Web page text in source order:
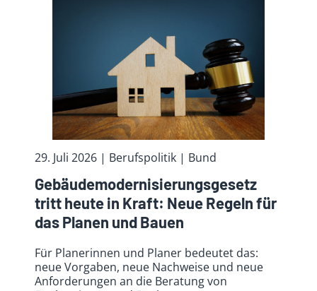
29. Juli 2026 | Berufspolitik | Bund
Gebäudemodernisierungsgesetz
tritt heute in Kraft: Neue Regeln für
das Planen und Bauen
Für Planerinnen und Planer bedeutet das:
neue Vorgaben, neue Nachweise und neue
Anforderungen an die Beratung von